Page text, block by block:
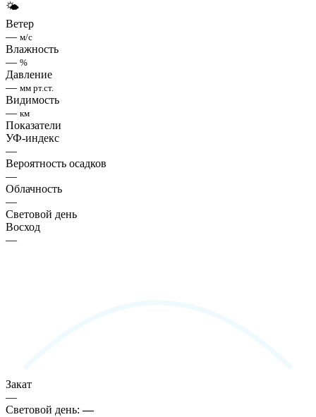
🌤
Ветер
— м/с
Влажность
— %
Давление
— мм рт.ст.
Видимость
— км
Показатели
УФ-индекс
—
Вероятность осадков
—
Облачность
—
Световой день
Восход
—
Закат
—
Световой день:—